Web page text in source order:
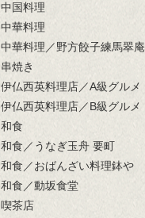
中国料理
中華料理
中華料理／野方餃子練馬翠庵
串焼き
伊仏西英料理店／A級グルメ
伊仏西英料理店／B級グルメ
和食
和食／うなぎ玉舟 要町
和食／おばんざい料理鉢や
和食／動坂食堂
喫茶店